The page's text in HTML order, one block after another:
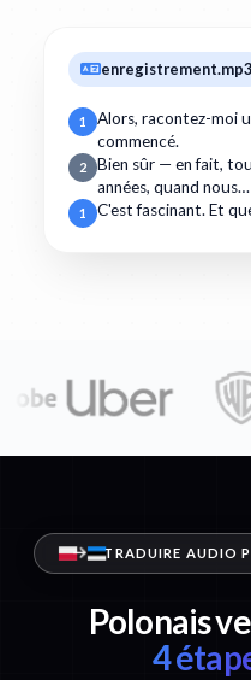
enregistrement.mp3
1
Alors, racontez-moi
commencé.
2
Bien sûr — en fait,
années, quand nous…
1 C'est fascinant. Et
TRADUIRE AUDIO
Polonais
4